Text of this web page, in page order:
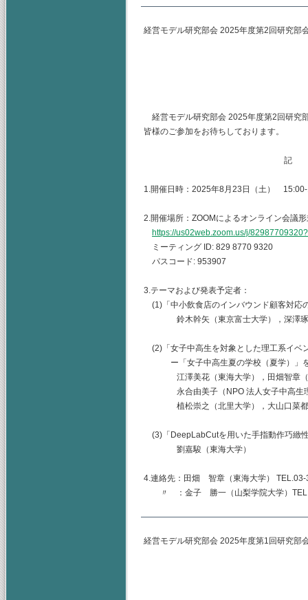
経営モデル研究部会 2025年度第2回研究部
経営モデル研究部会 2025年度第2回研究
皆様のご参加をお待ちしております。
記
1.開催日時：2025年8月23日（土）
2.開催場所：ZOOMによるオンライン会議
https://us02web.zoom.us/j/
ミーティング ID: 829 8770 9320
パスコード: 953907
3.テーマおよび発表予定者：
(1)「中小飲食店のインバウンド顧客対応
鈴木幹矢（東京富士大学），深澤琢
(2)「女子中高生を対象とした理工系イベ
ー「女子中高生夏の学校（夏学）」を
江澤美花（東海大学），田畑智章（
永合由美子（NPO 法人女子中高生理
植松崇之（北里大学），大山口菜都
(3)「DeepLabCutを用いた手指動作巧緻
劉嘉駿（東海大学）
4.連絡先：田畑 智章（東海大学）
〃 ：金子 勝一（山梨学院大学）
経営モデル研究部会 2025年度第1回研究部